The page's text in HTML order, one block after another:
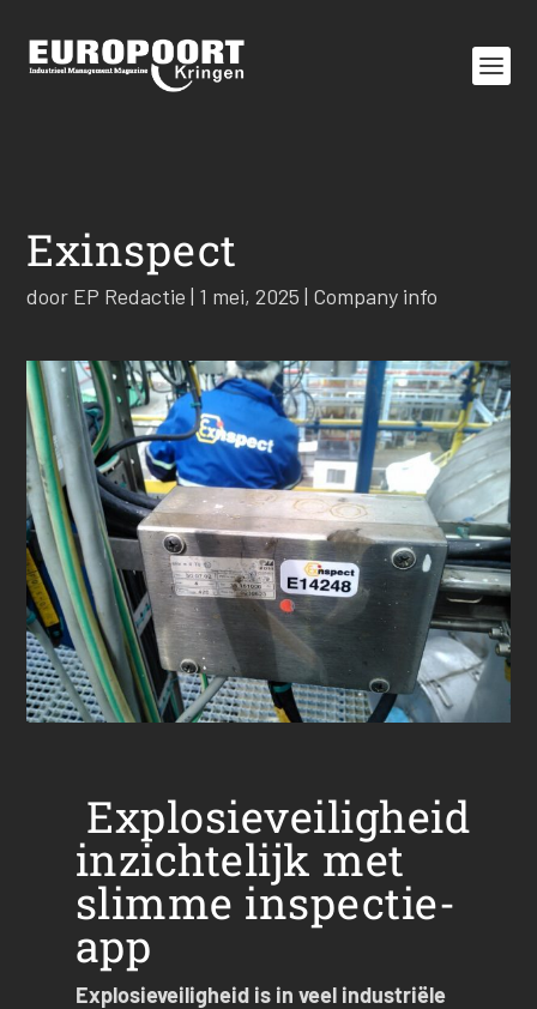
Exinspect
door EP Redactie | 1 mei, 2025 | Company info
Explosieveiligheid
inzichtelijk met
slimme inspectie-
app
Explosieveiligheid is in veel industriële